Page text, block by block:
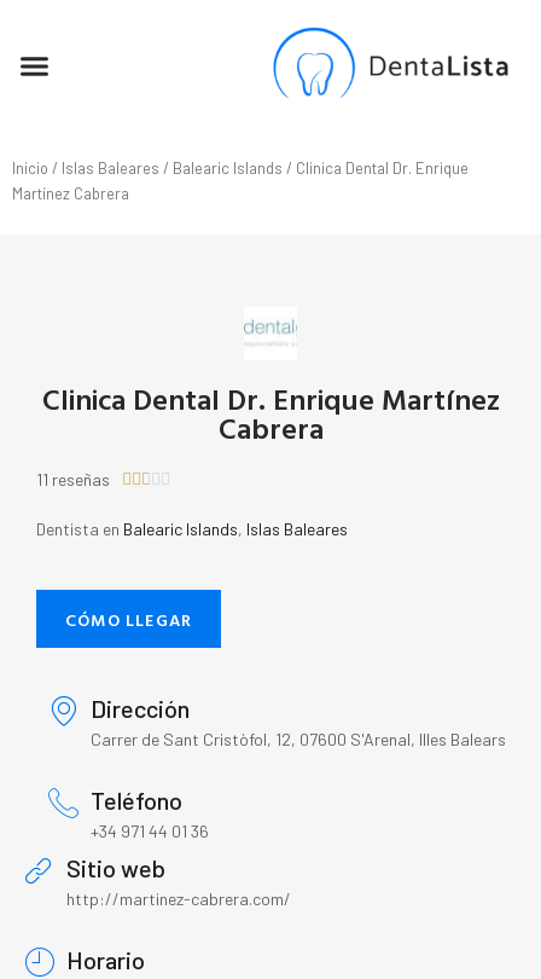
Inicio / Islas Baleares / Balearic Islands / Clinica Dental Dr. Enrique
Martínez Cabrera
Clinica Dental Dr. Enrique Martínez
Cabrera
11 reseñas     
Dentista en Balearic Islands, Islas Baleares
CÓMO LLEGAR
Dirección
Carrer de Sant Cristòfol, 12, 07600 S'Arenal, Illes Balears
Teléfono
+34 971 44 01 36
Sitio web
http://martinez-cabrera.com/
Horario